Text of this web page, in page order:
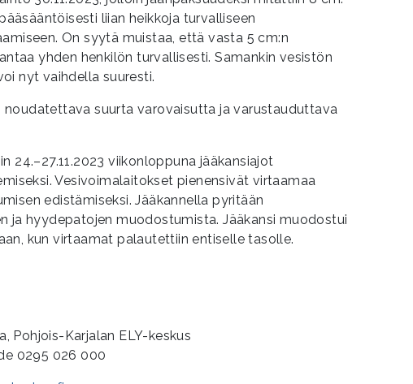
liian heikkoja turvalliseen
On syytä muistaa, että vasta 5 cm:n
yhden henkilön turvallisesti. Samankin vesistön
nyt vaihdella suuresti.
noudatettava suurta varovaisutta ja varustauduttava
24.–27.11.2023 viikonloppuna jääkansiajot
Vesivoimalaitokset pienensivät virtaamaa
edistämiseksi. Jääkannella pyritään
ja hyydepatojen muodostumista. Jääkansi muodostui
kun virtaamat palautettiin entiselle tasolle.
Pohjois-Karjalan ELY-keskus
0295 026 000